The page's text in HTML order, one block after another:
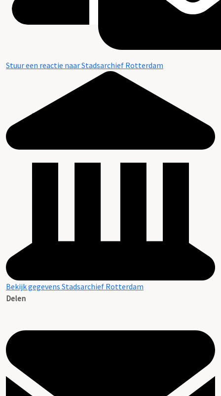
Stuur een reactie naar Stadsarchief Rotterdam
Bekijk gegevens Stadsarchief Rotterdam
Delen